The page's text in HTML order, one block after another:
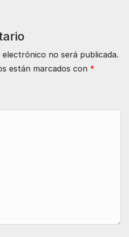
no será publicada.
están marcados con *